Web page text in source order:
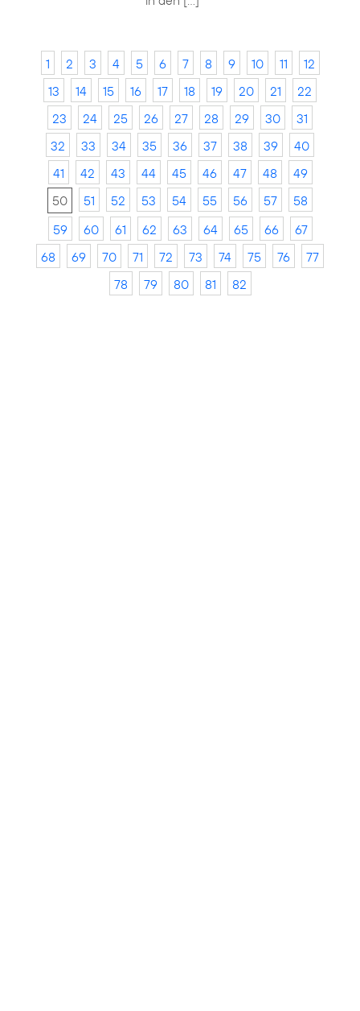
1 2 3 4 5 6 7 8 9 10 11
12
13
14 15 16 17 18 19 20 21
22
23
24 25 26 27 28 29 30
31
32
33 34 35 36 37 38 39
40
41
42 43 44 45 46 47 48
49
50
51 52 53 54 55 56 57
58
59
60 61 62 63 64 65 66
67
68
69 70 71 72 73 74 75 76
77
78
79 80 81 82